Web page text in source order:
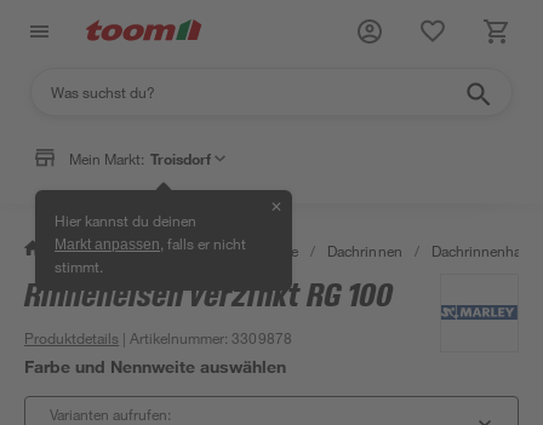
Mein Markt: Troisdorf
Hier kannst du deinen
Markt anpassen , falls er nicht
stimmt.
✕
/ Bauen & Renovieren / Baustoffe / Dachrinnen / Dachrinnenhalter
Rinneneisen verzinkt RG 100
Produktdetails | Artikelnummer:3309878
Farbe und Nennweite auswählen
Varianten aufrufen: